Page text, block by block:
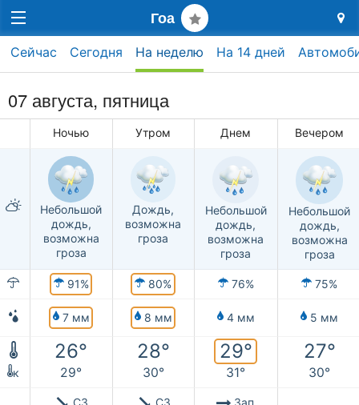
Гоа
Сейчас Сегодня На неделю На 14 дней
07 августа, пятница
Ночью Утром Днем Вечером
Небольшой
дождь,
возможна
гроза
Дождь,
возможна
гроза
Небольшой
дождь,
возможна
гроза
Небольшой
дождь,
возможна
гроза
91% 80% 76% 75%
7 мм 8 мм 4 мм 5 мм
26° 28° 29° 27°
к 29° 30° 31° 30°